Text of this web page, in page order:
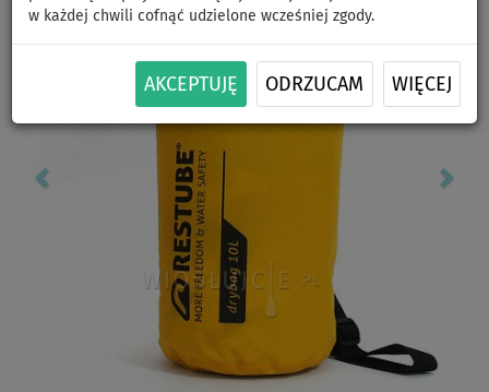
w każdej chwili cofnąć udzielone wcześniej zgody.
AKCEPTUJĘ ODRZUCAM WIĘCEJ